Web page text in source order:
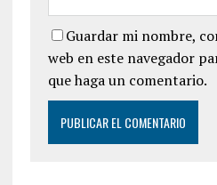
Guardar mi nombre,
web en este navegador
que haga un comentario.